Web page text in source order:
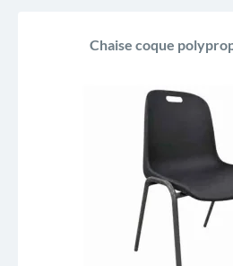
Chaise coque